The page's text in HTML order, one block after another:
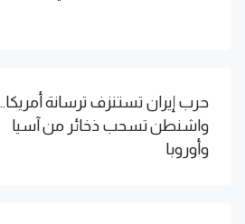
حرب إيران تستنزف ترسانة أمريكا..
واشنطن تسحب ذخائر من آسيا
وأوروبا